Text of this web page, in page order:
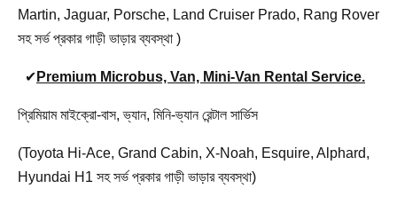
Martin, Jaguar, Porsche, Land Cruiser Prado, Rang Rover
সহ সর্ভ প্রকার গাড়ী ভাড়ার ব্যবস্থা )
✔ Premium Microbus, Van, Mini-Van Rental Service.
প্রিমিয়াম মাইক্রো-বাস, ভ্যান, মিনি-ভ্যান রেন্টাল সার্ভিস
(Toyota Hi-Ace, Grand Cabin, X-Noah, Esquire, Alphard,
Hyundai H1 সহ সর্ভ প্রকার গাড়ী ভাড়ার ব্যবস্থা)